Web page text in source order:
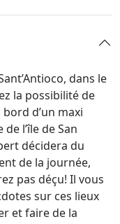
dans le
la possibilité de
d’un maxi
l’île de San
décidera du
de la journée,
pas déçu! Il vous
sur ces lieux
et faire de la